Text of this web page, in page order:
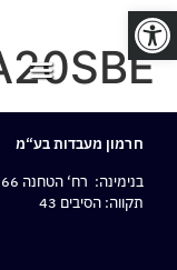
פתח סרגל נגישות
חרמון מעבדות בע“מ
בנימינה: רח‘ הטחנה 66 ת.ד 23 מיקוד 3055001,
תקווה: הסיבים 43